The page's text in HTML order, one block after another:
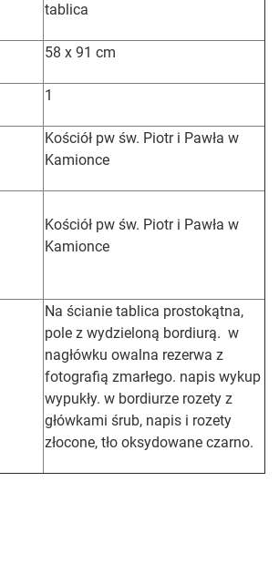
tablica
58 x 91 cm
1
Kościół pw św. Piotr i Pawła w
Kamionce
Kościół pw św. Piotr i Pawła w
Kamionce
Na ścianie tablica prostokątna,
pole z wydzieloną bordiurą. w
nagłówku owalna rezerwa z
fotografią zmarłego. napis wykup
wypukły. w bordiurze rozety z
główkami śrub, napis i rozety
złocone, tło oksydowane czarno.